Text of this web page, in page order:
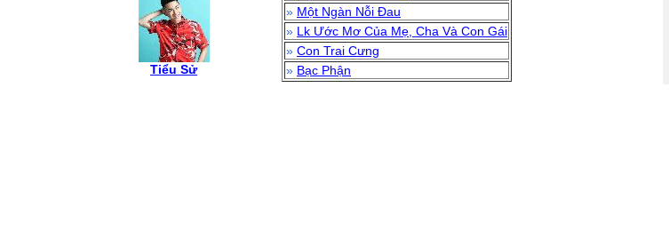
Tiểu Sử
» Một Ngàn Nỗi Đau
» Lk Ước Mơ Của Mẹ, Cha Và Con Gái
» Con Trai Cưng
» Bạc Phận